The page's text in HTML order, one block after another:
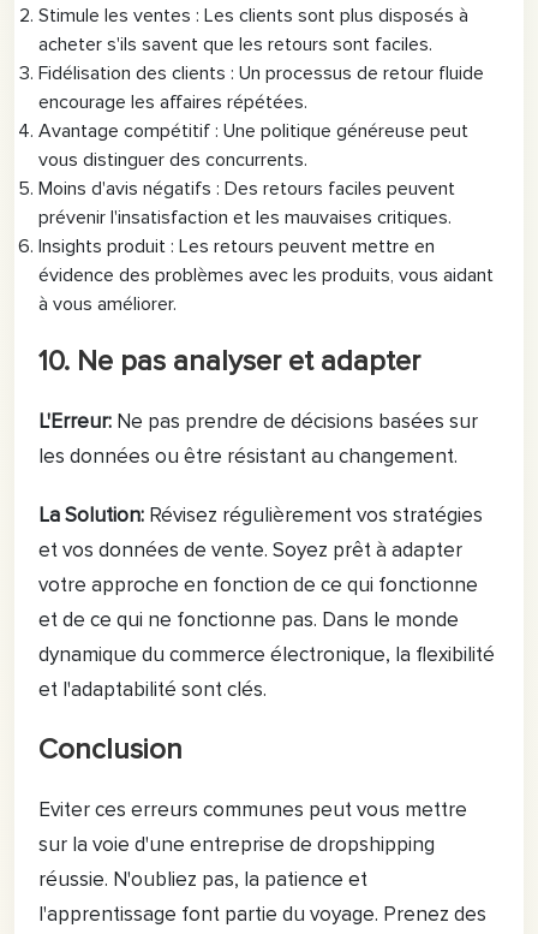
Stimule les ventes : Les clients sont plus disposés à
acheter s'ils savent que les retours sont faciles.
Fidélisation des clients : Un processus de retour fluide
encourage les affaires répétées.
Avantage compétitif : Une politique généreuse peut
vous distinguer des concurrents.
Moins d'avis négatifs : Des retours faciles peuvent
prévenir l'insatisfaction et les mauvaises critiques.
Insights produit : Les retours peuvent mettre en
évidence des problèmes avec les produits, vous aidant
à vous améliorer.
10. Ne pas analyser et adapter
L'Erreur: Ne pas prendre de décisions basées sur
les données ou être résistant au changement.
La Solution: Révisez régulièrement vos stratégies
et vos données de vente. Soyez prêt à adapter
votre approche en fonction de ce qui fonctionne
et de ce qui ne fonctionne pas. Dans le monde
dynamique du commerce électronique, la flexibilité
et l'adaptabilité sont clés.
Conclusion
Eviter ces erreurs communes peut vous mettre
sur la voie d'une entreprise de dropshipping
réussie. N'oubliez pas, la patience et
l'apprentissage font partie du voyage. Prenez des